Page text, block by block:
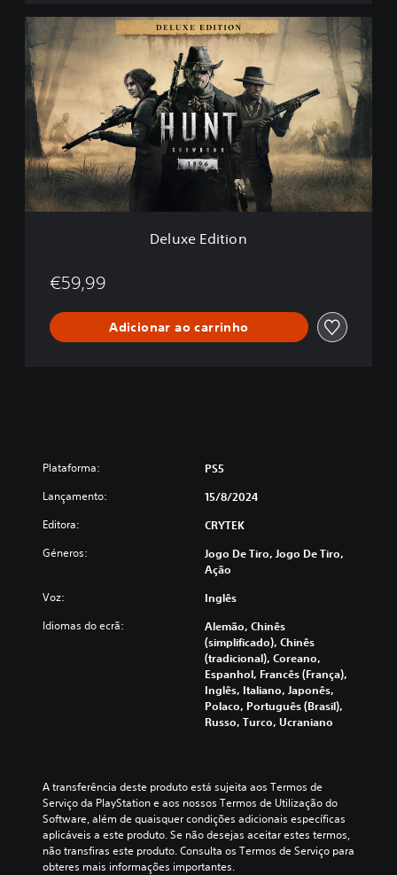
D
e
u
x
i
t
o
Deluxe Edition
€59,99
Adicionar ao carrinho
Plataforma: PS5
Lançamento: 15/8/2024
Editora: CRYTEK
Géneros:
Jogo De Tiro, Jogo De Tiro,
Ação
Voz: Inglês
Idiomas do ecrã:
Alemão, Chinês
(simplificado), Chinês
(tradicional), Coreano,
Espanhol, Francês (França),
Inglês, Italiano, Japonês,
Polaco, Português (Brasil),
Russo, Turco, Ucraniano
A transferência deste produto está sujeita aos Termos de
Serviço da PlayStation e aos nossos Termos de Utilização do
Software, além de quaisquer condições adicionais específicas
aplicáveis a este produto. Se não desejas aceitar estes termos,
não transfiras este produto. Consulta os Termos de Serviço para
obteres mais informações importantes.